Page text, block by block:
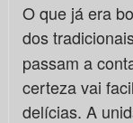
O que já era
dos
passam a
certeza vai
delícias. A